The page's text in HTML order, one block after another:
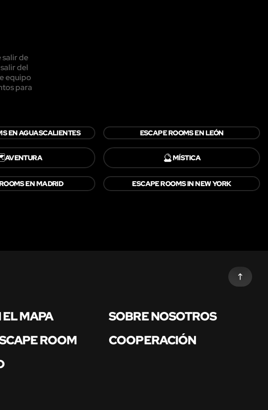
de
del
equipo
para
EN AGUASCALIENTES ESCAPE ROOMS EN LEÓN
AVENTURA 🔮MÍSTICA
EN MADRID ESCAPE ROOMS IN NEW YORK
EL MAPA
SOBRE NOSOTROS
ROOM
COOPERACIÓN